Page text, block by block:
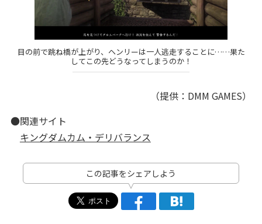
目の前で跳ね橋が上がり、ヘンリーは一人逃走することに……果た
してこの先どうなってしまうのか！
（提供：DMM GAMES）
●関連サイト
キングダムカム・デリバランス
この記事をシェアしよう